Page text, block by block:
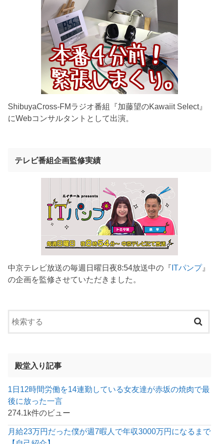
ShibuyaCross-FMラジオ番組『加藤望のKawaiit Select』
にWebコンサルタントとして出演。
テレビ番組企画監修実績
中京テレビ放送の毎週日曜日夜8:54放送中の『 ITパンプ』
の企画を監修させていただきました。
殿堂入り記事
1日12時間労働を14連勤している女友達が赤坂の焼肉で最
後に放った一言
274.1k件のビュー
月給23万円だった僕が週7暇人で年収3000万円になるまで